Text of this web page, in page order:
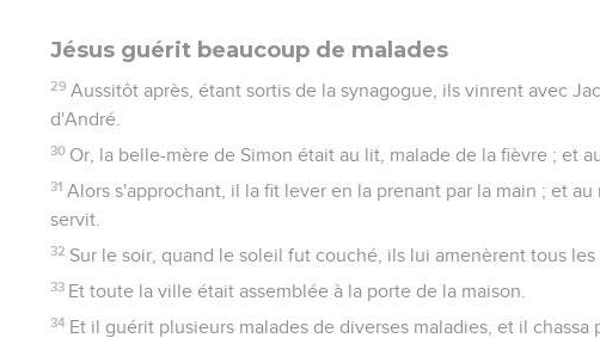
Jésus guérit beaucoup de malades
29 Aussitôt après, étant sortis de la synagogue, ils vinrent avec
d'André.
30 Or, la belle-mère de Simon était au lit, malade de la fièvre ; et
31 Alors s'approchant, il la fit lever en la prenant par la main ; et
servit.
32 Sur le soir, quand le soleil fut couché, ils lui amenèrent tous les
33 Et toute la ville était assemblée à la porte de la maison.
34 Et il guérit plusieurs malades de diverses maladies, et il